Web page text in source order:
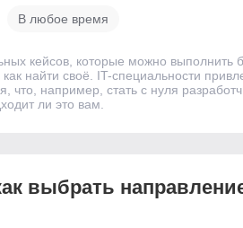
В любое время
кейсов, которые можно
найти своё. IT-специальности
что, например, стать с нуля
ли это вам.
выбрать